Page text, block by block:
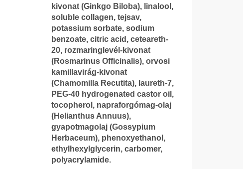
kivonat (Ginkgo Biloba), linalool,
soluble collagen, tejsav,
potassium sorbate, sodium
benzoate, citric acid, ceteareth-
20, rozmaringlevél-kivonat
(Rosmarinus Officinalis), orvosi
kamillavirág-kivonat
(Chamomilla Recutita), laureth-7,
PEG-40 hydrogenated castor oil,
tocopherol, napraforgómag-olaj
(Helianthus Annuus),
gyapotmagolaj (Gossypium
Herbaceum), phenoxyethanol,
ethylhexylglycerin, carbomer,
polyacrylamide.